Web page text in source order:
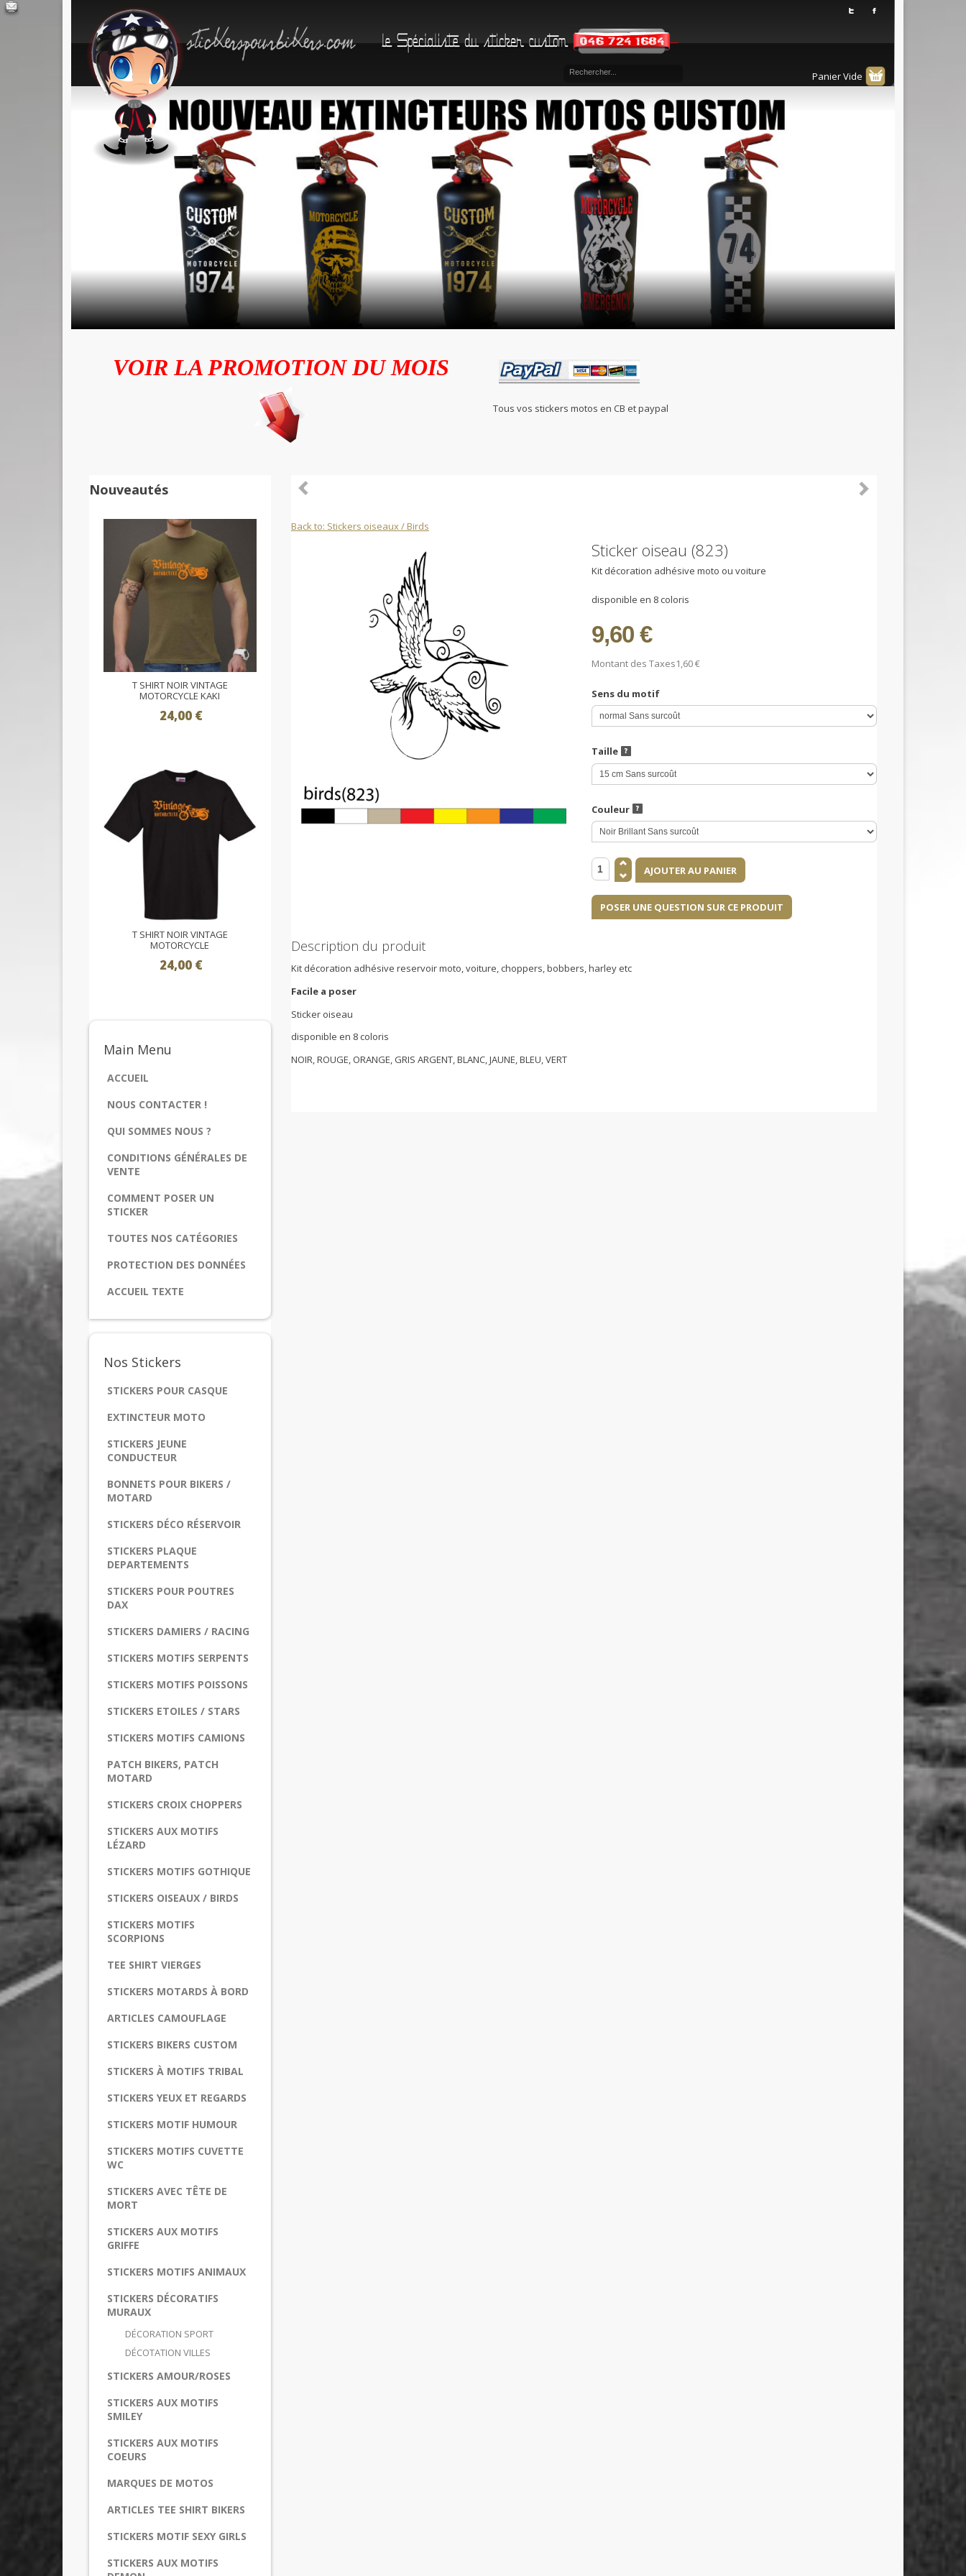
Panier Vide
VOIR LA PROMOTION DU MOIS
Tous vos stickers motos en CB et paypal
Nouveautés
T SHIRT NOIR VINTAGE
MOTORCYCLE KAKI
24,00 €
T SHIRT NOIR VINTAGE
MOTORCYCLE
24,00 €
Main Menu
ACCUEIL
NOUS CONTACTER !
QUI SOMMES NOUS ?
CONDITIONS GÉNÉRALES DE
VENTE
COMMENT POSER UN
STICKER
TOUTES NOS CATÉGORIES
PROTECTION DES DONNÉES
ACCUEIL TEXTE
Nos Stickers
STICKERS POUR CASQUE
EXTINCTEUR MOTO
STICKERS JEUNE
CONDUCTEUR
BONNETS POUR BIKERS /
MOTARD
STICKERS DÉCO RÉSERVOIR
STICKERS PLAQUE
DEPARTEMENTS
STICKERS POUR POUTRES
DAX
STICKERS DAMIERS / RACING
STICKERS MOTIFS SERPENTS
STICKERS MOTIFS POISSONS
STICKERS ETOILES / STARS
STICKERS MOTIFS CAMIONS
PATCH BIKERS, PATCH
MOTARD
STICKERS CROIX CHOPPERS
STICKERS AUX MOTIFS
LÉZARD
STICKERS MOTIFS GOTHIQUE
STICKERS OISEAUX / BIRDS
STICKERS MOTIFS
SCORPIONS
TEE SHIRT VIERGES
STICKERS MOTARDS À BORD
ARTICLES CAMOUFLAGE
STICKERS BIKERS CUSTOM
STICKERS À MOTIFS TRIBAL
STICKERS YEUX ET REGARDS
STICKERS MOTIF HUMOUR
STICKERS MOTIFS CUVETTE
WC
STICKERS AVEC TÊTE DE
MORT
STICKERS AUX MOTIFS
GRIFFE
STICKERS MOTIFS ANIMAUX
STICKERS DÉCORATIFS
MURAUX
DÉCORATION SPORT
DÉCOTATION VILLES
STICKERS AMOUR/ROSES
STICKERS AUX MOTIFS
SMILEY
STICKERS AUX MOTIFS
COEURS
MARQUES DE MOTOS
ARTICLES TEE SHIRT BIKERS
STICKERS MOTIF SEXY GIRLS
STICKERS AUX MOTIFS
Back to: Stickers oiseaux / Birds
Sticker oiseau (823)
Kit décoration adhésive moto ou voiture
disponible en 8 coloris
9,60 €
Montant des Taxes1,60 €
Sens du motif
Taille
Couleur
POSER UNE QUESTION SUR CE PRODUIT
Description du produit
Kit décoration adhésive reservoir moto, voiture, choppers, bobbers, harley etc
Facile a poser
Sticker oiseau
disponible en 8 coloris
NOIR, ROUGE, ORANGE, GRIS ARGENT, BLANC, JAUNE, BLEU, VERT